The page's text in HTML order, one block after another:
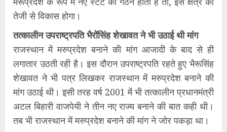
तेजी से विकास होगा।
तत्कालीन उपराष्ट्रपति भैरोंसिंह शेखावत ने भी उठाई थी मांग
राजस्थान में मरुप्रदेश बनाने की मांग आजादी के बाद से ही
लगातार उठती रही है। इस दौरान उपराष्ट्रपति रहते हुए भैरूसिंह
शेखावत ने भी पत्र लिखकर राजस्थान में मरुप्रदेश बनाने की
मांग उठाई थी। इसी तरह वर्ष 2001 में भी तत्कालीन प्रधानमंत्री
अटल बिहारी वाजपेयी ने तीन नए राज्य बनाने की बात कही थी।
तब भी राजस्थान में मरुप्रदेश बनाने की मांग ने जोर पकड़ा था।